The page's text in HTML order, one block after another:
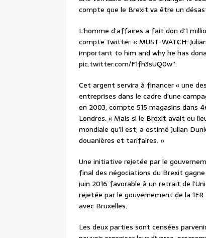
compte que le Brexit va être un
L’homme d’affaires a fait don d’1
compte Twitter. « MUST-WATCH:
important to him and why he has
pic.twitter.com/F1fh3sUQ0w”.
Cet argent servira à financer « une
entreprises dans le cadre d’une
en 2003, compte 515 magasins dans
Londres. « Mais si le Brexit avait eu
mondiale qu’il est, a estimé Julian
douanières et tarifaires. »
Une initiative rejetée par le
final des négociations du Brexit
juin 2016 favorable à un retrait de
rejetée par le gouvernement de la
avec Bruxelles.
Les deux parties sont censées